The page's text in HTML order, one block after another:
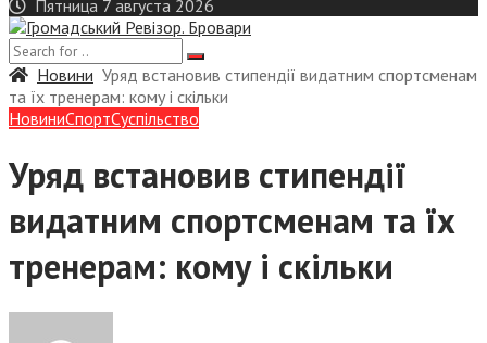
Пятница 7 августа 2026
Новини Уряд встановив стипендії видатним спортсменам
та їх тренерам: кому і скільки
НовиниСпортСуспiльство
Уряд встановив стипендії
видатним спортсменам та їх
тренерам: кому і скільки